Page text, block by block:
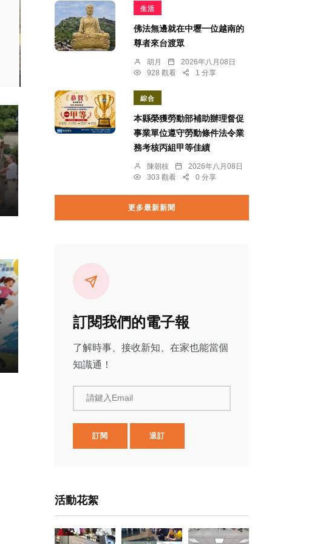
生活
佛法無邊就在中壢一位越南的
尊者來台渡眾
胡月
2026年八月08日
928 觀看
1 分享
綜合
本縣榮獲勞動部補助辦理督促
事業單位遵守勞動條件法令業
務考核丙組甲等佳績
陳朝枝
2026年八月08日
303 觀看
0 分享
更多最新新聞
訂閱我們的電子報
了解時事、接收新知、在家也能當個
知識通！
請鍵入Email
訂閱 退訂
活動花絮